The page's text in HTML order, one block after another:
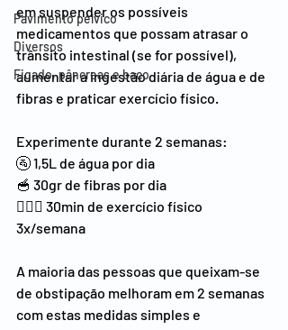
Pavimento pélvico
Diversos
Figado, pâncreas e baço
em suspender os possíveis
medicamentos que possam atrasar o
trânsito intestinal (se for possível),
aumentar a ingestão diária de água e de
fibras e praticar exercício físico.
Experimente durante 2 semanas:
🚰 1,5L de água por dia
🥣 30gr de fibras por dia
🏃🏻‍♂️ 30min de exercício físico
3x/semana
A maioria das pessoas que queixam-se
de obstipação melhoram em 2 semanas
com estas medidas simples e